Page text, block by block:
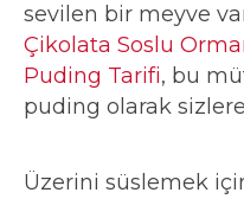
sevilen bir meyve
Çikolata Soslu
Puding Tarifi, bu
puding olarak
Üzerini süslemek